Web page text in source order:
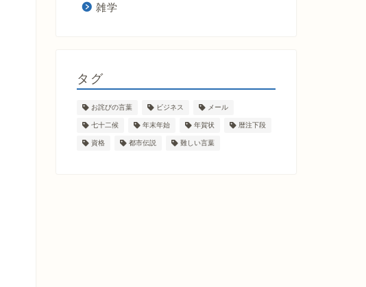
雑学
タグ
お詫びの言葉 ビジネス メール
七十二候 年末年始 年賀状 暦注下段
資格 都市伝説 難しい言葉